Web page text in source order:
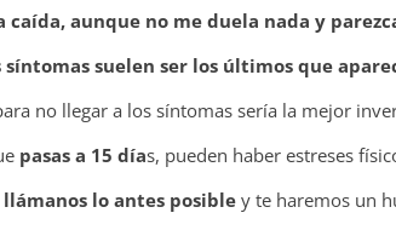
aunque no me duela nada y
síntomas suelen ser los últimos que
no llegar a los síntomas sería la mejor
pasas a 15 días, pueden haber estreses
llámanos lo antes posible y te haremos un